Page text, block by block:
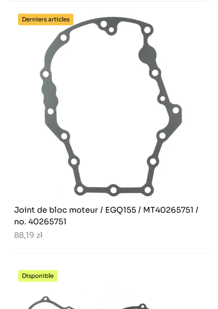
Derniers articles
Joint de bloc moteur / EGQ155 / MT40265751 /
no. 40265751
88,19 zł
Disponible